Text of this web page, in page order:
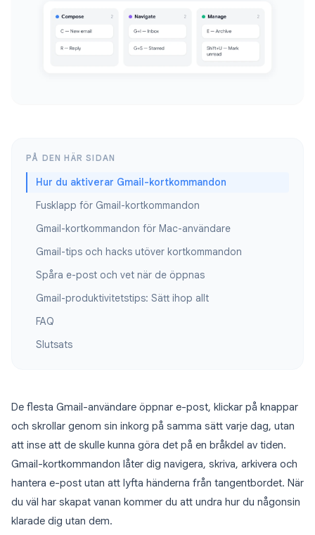
PÅ DEN HÄR SIDAN
Hur du aktiverar Gmail-kortkommandon
Fusklapp för Gmail-kortkommandon
Gmail-kortkommandon för Mac-användare
Gmail-tips och hacks utöver kortkommandon
Spåra e-post och vet när de öppnas
Gmail-produktivitetstips: Sätt ihop allt
FAQ
Slutsats
De flesta Gmail-användare öppnar e-post, klickar på knappar
och skrollar genom sin inkorg på samma sätt varje dag, utan
att inse att de skulle kunna göra det på en bråkdel av tiden.
Gmail-kortkommandon låter dig navigera, skriva, arkivera och
hantera e-post utan att lyfta händerna från tangentbordet. När
du väl har skapat vanan kommer du att undra hur du någonsin
klarade dig utan dem.